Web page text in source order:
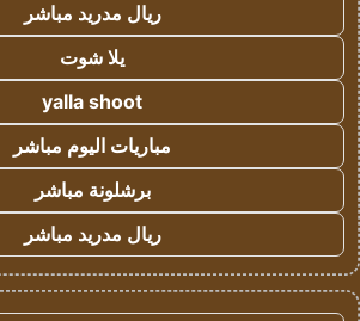
ريال مدريد مباشر
يلا شوت
yalla shoot
مباريات اليوم مباشر
برشلونة مباشر
ريال مدريد مباشر